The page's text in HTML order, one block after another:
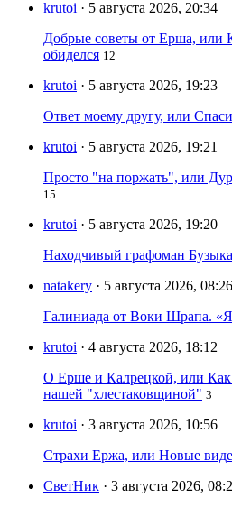
krutoi · 5 августа 2026, 20:34
Добрые советы от Ерша, или
обиделся 12
krutoi · 5 августа 2026, 19:23
Ответ моему другу, или
krutoi · 5 августа 2026, 19:21
Просто "на поржать", или
15
krutoi · 5 августа 2026, 19:20
Находчивый графоман Бузыка
natakery · 5 августа 2026, 08:26
Галиниада от Воки Шрапа.
krutoi · 4 августа 2026, 18:12
О Ерше и Калрецкой, или Как
нашей "хлестаковщиной" 3
krutoi · 3 августа 2026, 10:56
Страхи Ержа, или Новые
СветНик · 3 августа 2026,